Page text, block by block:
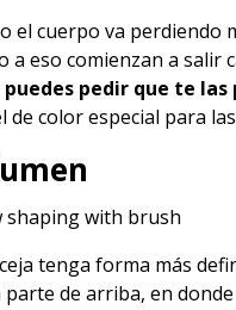
el cuerpo va perdiendo
a eso comienzan a salir
puedes pedir que te
color especial para las
tenga forma más
de arriba, en